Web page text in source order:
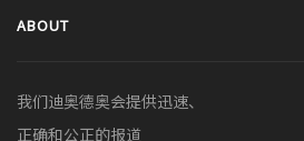
ABOUT
我们迪奥德奥会提供迅速、
正确和公正的报道